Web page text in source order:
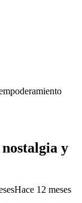
y
Hace 12 meses